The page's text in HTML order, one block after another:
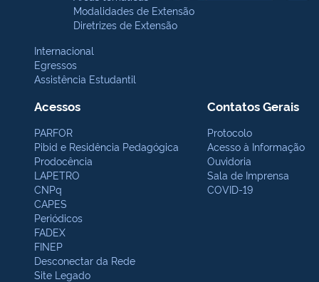
Modalidades de Extensão
Diretrizes de Extensão
Internacional
Egressos
Assistência Estudantil
Acessos
PARFOR
Pibid e Residência Pedagógica
Prodocência
LAPETRO
CNPq
CAPES
Periódicos
FADEX
FINEP
Desconectar da Rede
Site Legado
Contatos Gerais
Protocolo
Acesso à Informação
Ouvidoria
Sala de Imprensa
COVID-19